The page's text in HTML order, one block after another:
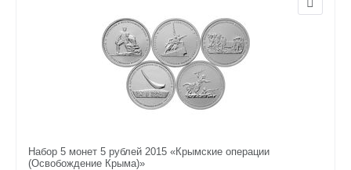
Набор 5 монет 5 рублей 2015 «Крымские операции
(Освобождение Крыма)»